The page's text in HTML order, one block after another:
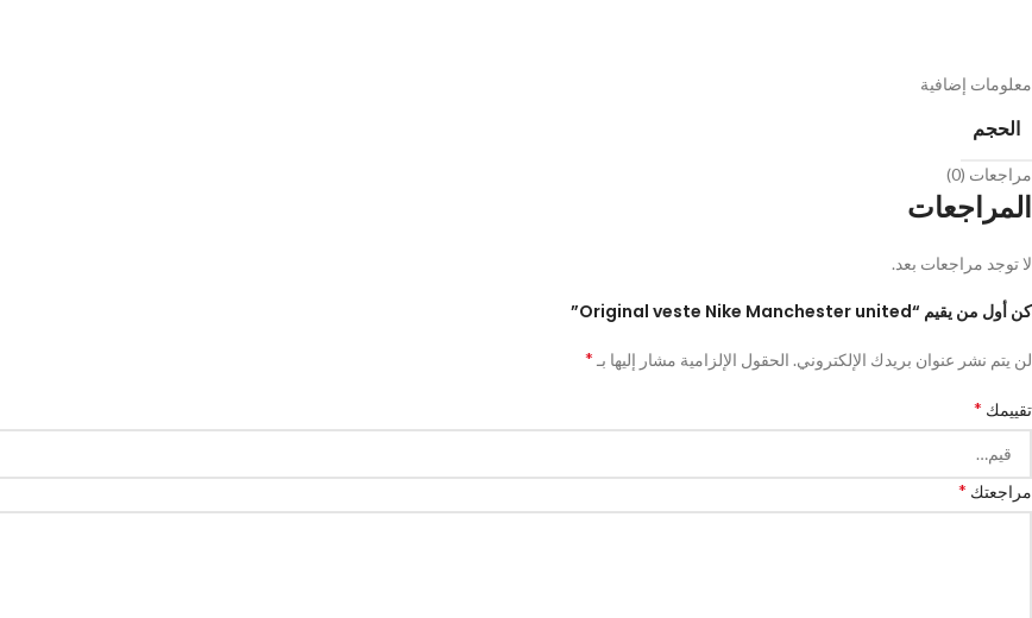
معلومات إضافية
الحجم
مراجعات (0)
المراجعات
لا توجد مراجعات بعد.
كن أول من يقيم “Original veste Nike Manchester united”
لن يتم نشر عنوان بريدك الإلكتروني. الحقول الإلزامية مشار إليها بـ *
تقييمك *
مراجعتك *